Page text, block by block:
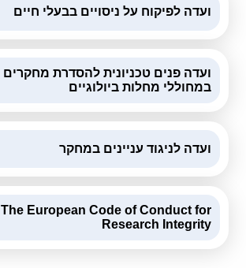
ועדה לפיקוח על ניסויים בבעלי חיים
ועדה פנים טכניונית להסדרת מחקרים
במחוללי מחלות ביולוגיים
ועדה לניגוד עניינים במחקר
The European Code of Conduct for
Research Integrity